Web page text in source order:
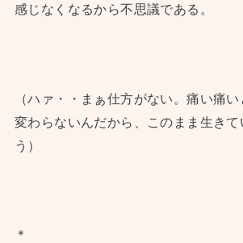
感じなくなるから不思議である。
（ハァ・・まぁ仕方がない。痛い痛
変わらないんだから、このまま生き
う）
＊